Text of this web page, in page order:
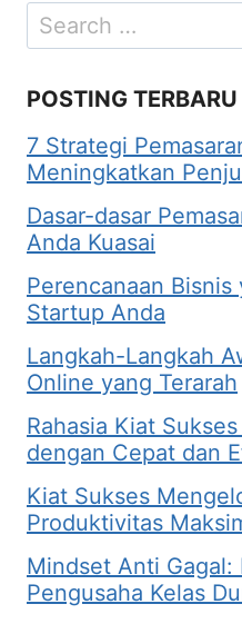
Search
for:
POSTING TERBARU
7 Strategi
Meningkatkan
Dasar-dasar
Anda Kuasai
Perencanaan
Startup Anda
Langkah-Langkah
Online yang Terarah
Rahasia Kiat
dengan Cepat dan
Kiat Sukses
Produktivitas
Mindset Anti Gagal:
Pengusaha Kelas